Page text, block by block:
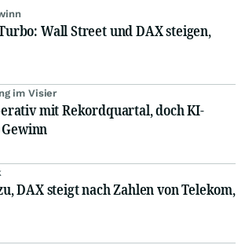
Wall Street und DAX steigen,
im Visier
mit Rekordquartal, doch KI-
DAX steigt nach Zahlen von Telekom,